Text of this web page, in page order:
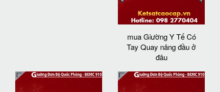
mua Giường Y Tế Có
Tay Quay nâng đầu ở
đâu